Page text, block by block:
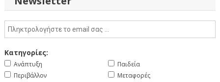
Κατηγορίες:
Ανάπτυξη
Περιβάλλον
Παιδεία
Μεταφορές